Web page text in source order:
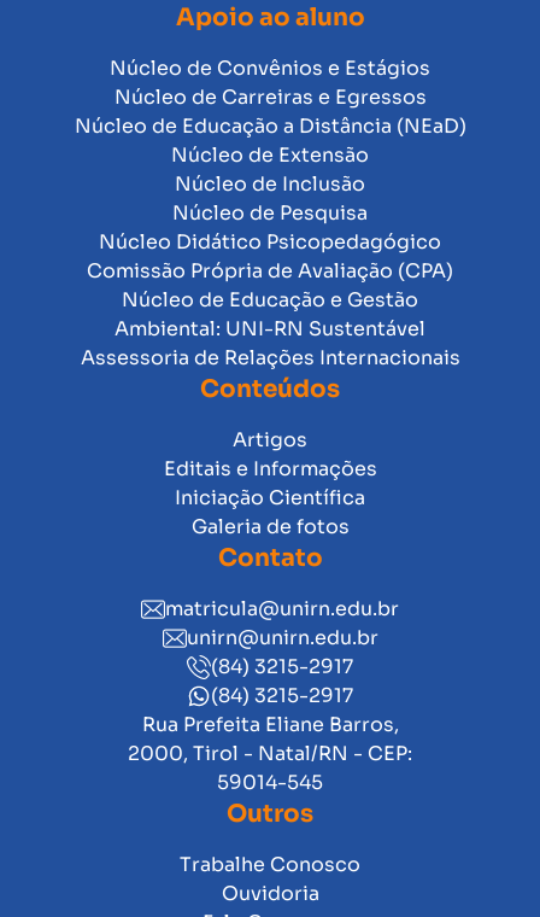
Apoio ao aluno
Núcleo de Convênios e Estágios
Núcleo de Carreiras e Egressos
Núcleo de Educação a Distância (NEaD)
Núcleo de Extensão
Núcleo de Inclusão
Núcleo de Pesquisa
Núcleo Didático Psicopedagógico
Comissão Própria de Avaliação (CPA)
Núcleo de Educação e Gestão
Ambiental: UNI-RN Sustentável
Assessoria de Relações Internacionais
Conteúdos
Artigos
Editais e Informações
Iniciação Científica
Galeria de fotos
Contato
matricula@unirn.edu.br
unirn@unirn.edu.br
(84) 3215-2917
(84) 3215-2917
Rua Prefeita Eliane Barros,
2000, Tirol - Natal/RN - CEP:
59014-545
Outros
Trabalhe Conosco
Ouvidoria